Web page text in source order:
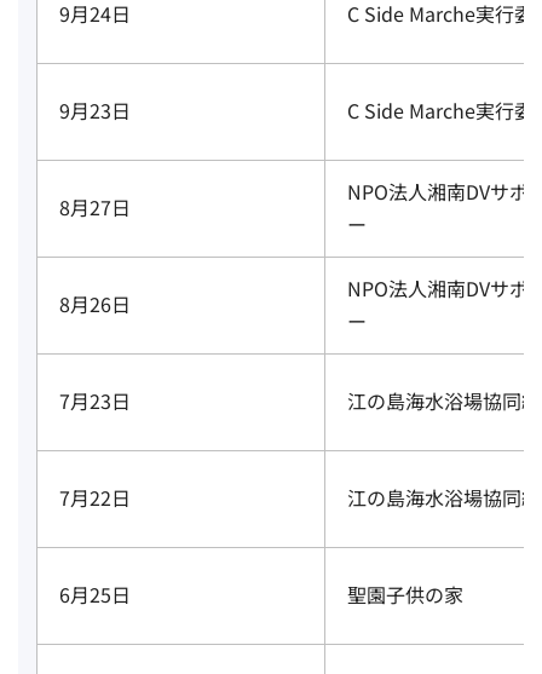
9月24日 C Side Marche実行委
9月23日 C Side Marche実行委
8月27日
NPO法人湘南DVサポ
ー
8月26日
NPO法人湘南DVサポ
ー
7月23日 江の島海水浴場協同
7月22日 江の島海水浴場協同
6月25日 聖園子供の家